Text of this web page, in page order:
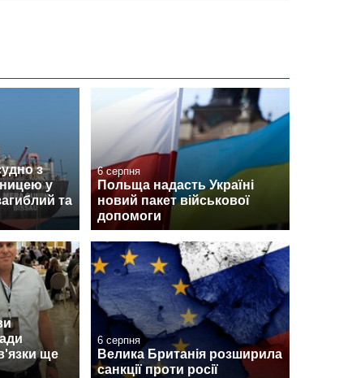
з
у
та
6 серпня
Польща надасть Україні
новий пакет військової
допомоги
ще
6 серпня
Велика Британія розширила
санкції проти росії